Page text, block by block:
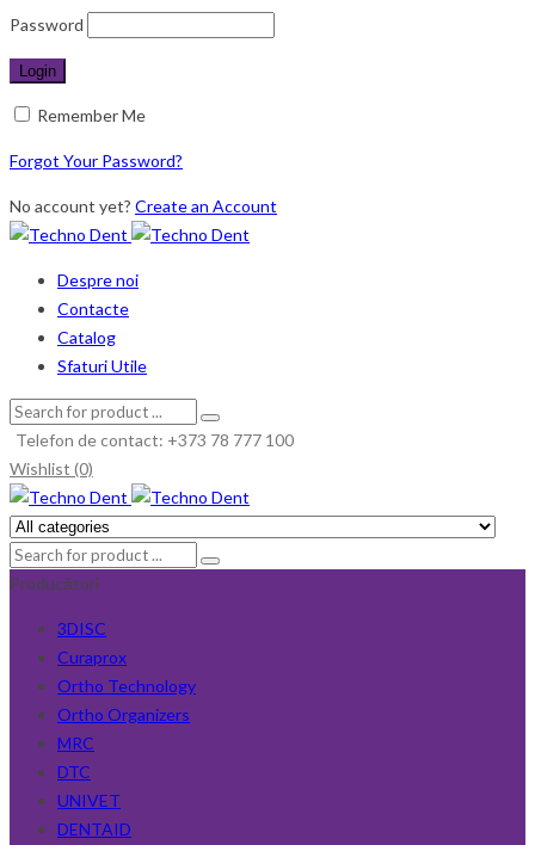
Password
Remember Me
Forgot Your Password?
No account yet? Create an Account
Despre noi
Contacte
Catalog
Sfaturi Utile
Telefon de contact: +373 78 777 100
Wishlist (0)
Producători
3DISC
Curaprox
Ortho Technology
Ortho Organizers
MRC
DTC
UNIVET
DENTAID